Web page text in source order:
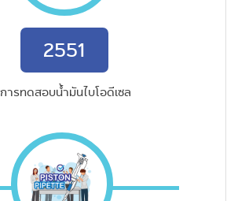
2551
การทดสอบน้ำมันไบโอดีเซล